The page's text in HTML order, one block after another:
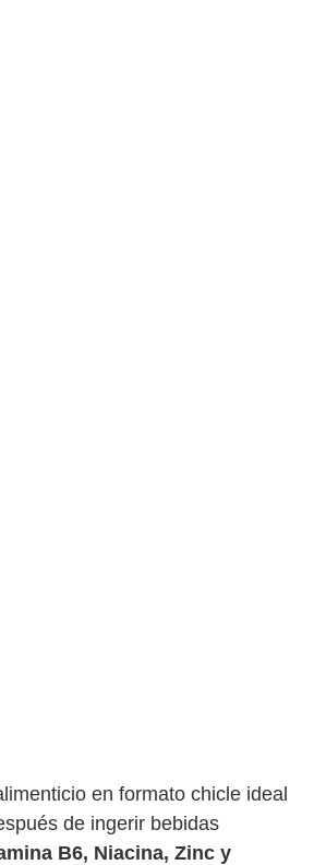
en formato chicle ideal
de ingerir bebidas
B6, Niacina, Zinc y